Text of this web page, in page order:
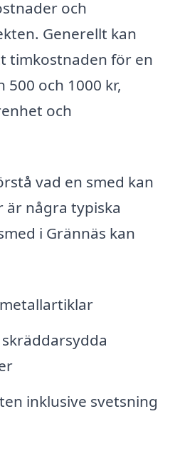
och
Generellt kan
timkostnaden för en
500 och 1000 kr,
och
vad en smed kan
är några typiska
i Grännäs kan
inklusive svetsning